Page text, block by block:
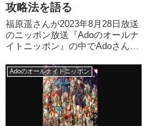
攻略法を語る
福原遥さんが2023年8月28日放送
のニッポン放送『Adoのオールナ
イトニッポン』の中でAdoさんと
時間が長いことで有名な御殿場プ
レミアム・アウトレットにあるさ
わやかの攻略法を話していまし
Adoのオールナイトニッポン